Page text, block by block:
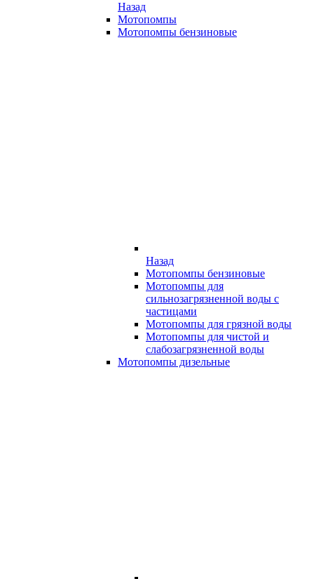
Назад
Мотопомпы
Мотопомпы бензиновые
Назад
Мотопомпы бензиновые
Мотопомпы для
сильнозагрязненной воды с
частицами
Мотопомпы для грязной воды
Мотопомпы для чистой и
слабозагрязненной воды
Мотопомпы дизельные